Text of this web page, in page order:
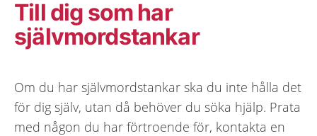
Till dig som har
självmordstankar
Om du har självmordstankar ska du inte hålla det
för dig själv, utan då behöver du söka hjälp. Prata
med någon du har förtroende för, kontakta en